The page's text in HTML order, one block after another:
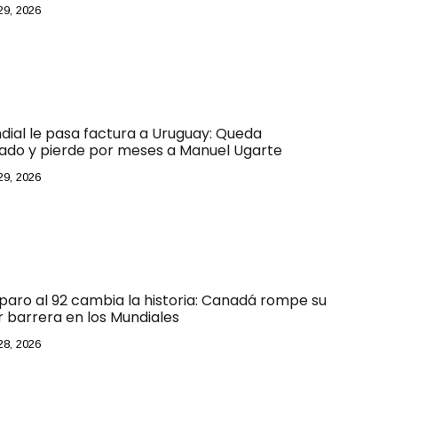
2026
le pasa factura a Uruguay: Queda
y pierde por meses a Manuel Ugarte
2026
al 92 cambia la historia: Canadá rompe su
barrera en los Mundiales
2026